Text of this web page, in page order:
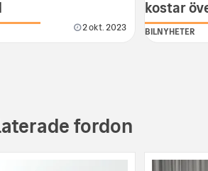
2 okt. 2023
kostar
BILNYHETER
fordon